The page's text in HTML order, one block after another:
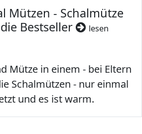
Mützen - Schalmütze
Bestseller
lesen
Mütze in einem - bei Eltern
Schalmützen - nur einmal
und es ist warm.